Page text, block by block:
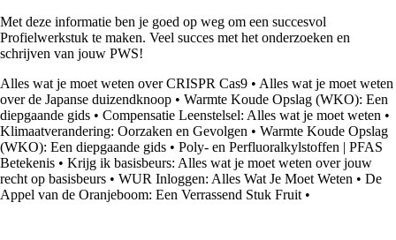
Met deze informatie ben je goed op weg om een succesvol
Profielwerkstuk te maken. Veel succes met het onderzoeken en
schrijven van jouw PWS!
Alles wat je moet weten over CRISPR Cas9 • Alles wat je moet weten
over de Japanse duizendknoop • Warmte Koude Opslag (WKO): Een
diepgaande gids • Compensatie Leenstelsel: Alles wat je moet weten •
Klimaatverandering: Oorzaken en Gevolgen • Warmte Koude Opslag
(WKO): Een diepgaande gids • Poly- en Perfluoralkylstoffen | PFAS
Betekenis • Krijg ik basisbeurs: Alles wat je moet weten over jouw
recht op basisbeurs • WUR Inloggen: Alles Wat Je Moet Weten • De
Appel van de Oranjeboom: Een Verrassend Stuk Fruit •